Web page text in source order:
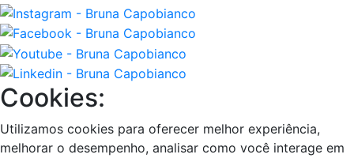
Cookies:
Utilizamos cookies para oferecer melhor experiência,
melhorar o desempenho, analisar como você interage em